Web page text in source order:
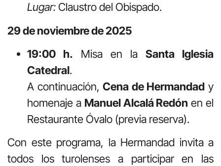
Lugar:Claustro del Obispado.
29 de noviembre de 2025
19:00 h. Misa en la Santa Iglesia
Catedral.
A continuación,Cena de Hermandad y
homenaje a Manuel Alcalá Redón en el
Restaurante Óvalo (previa reserva).
Con este programa, la Hermandad invita a
todos los turolenses a participar en las